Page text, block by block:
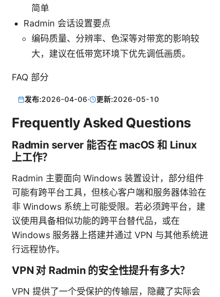
简单
Radmin 会话设置要点
编码质量、分辨率、色深等对带宽的影响较
大，建议在低带宽环境下优先调低画质。
FAQ 部分
发布:2026-04-06· 更新:2026-05-10
Frequently Asked Questions
Radmin server 能否在 macOS 和 Linux
上工作？
Radmin 主要面向 Windows 装置设计，部分组件
可能有跨平台工具，但核心客户端和服务器体验在
非 Windows 系统上可能受限。若必须跨平台，建
议使用具备相似功能的跨平台替代品，或在
Windows 服务器上搭建并通过 VPN 与其他系统进
行远程协作。
VPN 对 Radmin 的安全性提升有多大？
VPN 提供了一个受保护的传输层，隐藏了实际会